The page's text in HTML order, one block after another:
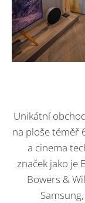
Unikátní
na ploše téměř
a cinema
značek jako je
Bowers &